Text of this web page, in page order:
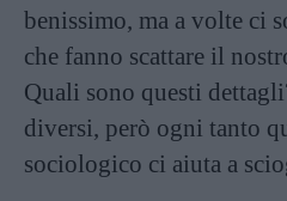
benissimo, ma a volte ci
che fanno scattare il
Quali sono questi
diversi, però ogni tanto
sociologico ci aiuta a